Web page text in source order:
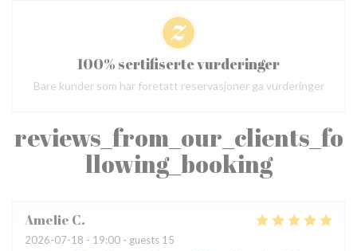
reviews_from_our_clients_fo
llowing_booking
Amelie C
2026-07-18 - 19:00 - guests 15
100% sertifiserte vurderinger
Bare kunder som har foretatt reservasjoner ga vurderinger